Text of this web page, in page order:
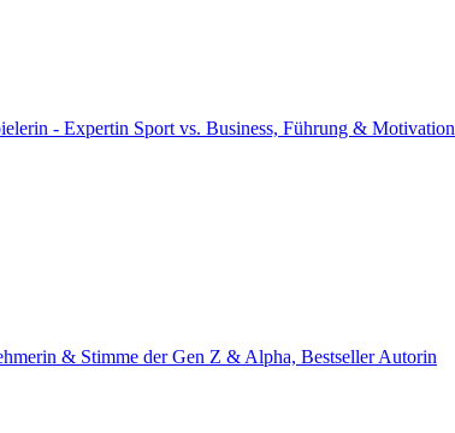
- Expertin Sport vs. Business, Führung & Motivation
& Stimme der Gen Z & Alpha, Bestseller Autorin